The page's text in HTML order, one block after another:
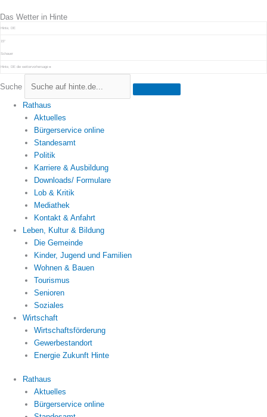
Inhalt
springen
Das Wetter in Hinte
Hinte, DE
15°
Schauer
Hinte, DE die wettervorhersage ▸
Suche
Rathaus
Aktuelles
Bürgerservice online
Standesamt
Politik
Karriere & Ausbildung
Downloads/ Formulare
Lob & Kritik
Mediathek
Kontakt & Anfahrt
Leben, Kultur & Bildung
Die Gemeinde
Kinder, Jugend und Familien
Wohnen & Bauen
Tourismus
Senioren
Soziales
Wirtschaft
Wirtschaftsförderung
Gewerbestandort
Energie Zukunft Hinte
Rathaus
Aktuelles
Bürgerservice online